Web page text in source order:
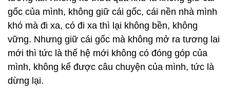
gốc của mình, không giữ cái gốc, cái nền nhà mình
khó mà đi xa, có đi xa thì lại không bền, không
vững. Nhưng giữ cái gốc mà không mở ra tương lai
mới thì tức là thế hệ mới không có đóng góp của
mình, không kể được câu chuyện của mình, tức là
dừng lại.